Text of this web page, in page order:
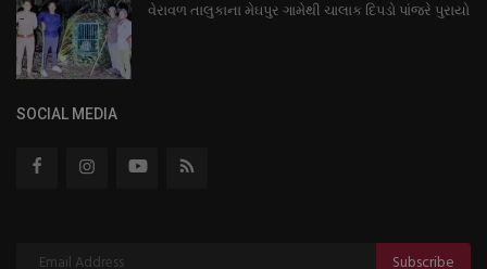
વેરાવળ તાલુકાના મેઘપુર ગામેથી ચાલાક દિપડો પાંજરે પુરાયો
SOCIAL MEDIA
Subscribe